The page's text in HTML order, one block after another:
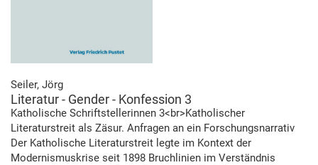
Seiler, Jörg
Literatur - Gender - Konfession 3
Katholische Schriftstellerinnen 3<br>Katholischer
Literaturstreit als Zäsur. Anfragen an ein Forschungsnarrativ
Der Katholische Literaturstreit legte im Kontext der
Modernismuskrise seit 1898 Bruchlinien im Verständnis